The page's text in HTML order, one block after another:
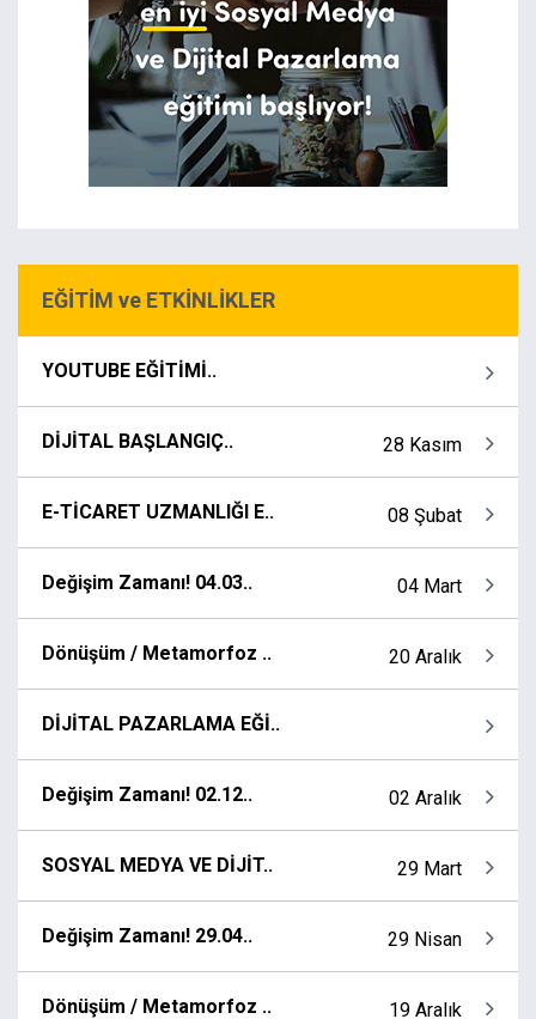
EĞİTİM ve ETKİNLİKLER
YOUTUBE EĞİTİMİ..
DİJİTAL BAŞLANGIÇ.. 28 Kasım
E-TİCARET UZMANLIĞI E.. 08 Şubat
Değişim Zamanı! 04.03.. 04 Mart
Dönüşüm / Metamorfoz .. 20 Aralık
DİJİTAL PAZARLAMA EĞİ..
Değişim Zamanı! 02.12.. 02 Aralık
SOSYAL MEDYA VE DİJİT.. 29 Mart
Değişim Zamanı! 29.04.. 29 Nisan
Dönüşüm / Metamorfoz .. 19 Aralık